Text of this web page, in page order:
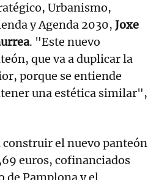
Urbanismo,
y Agenda 2030, Joxe
. "Este nuevo
que va a duplicar la
porque se entiende
una estética similar",
construir el nuevo panteón
euros, cofinanciados